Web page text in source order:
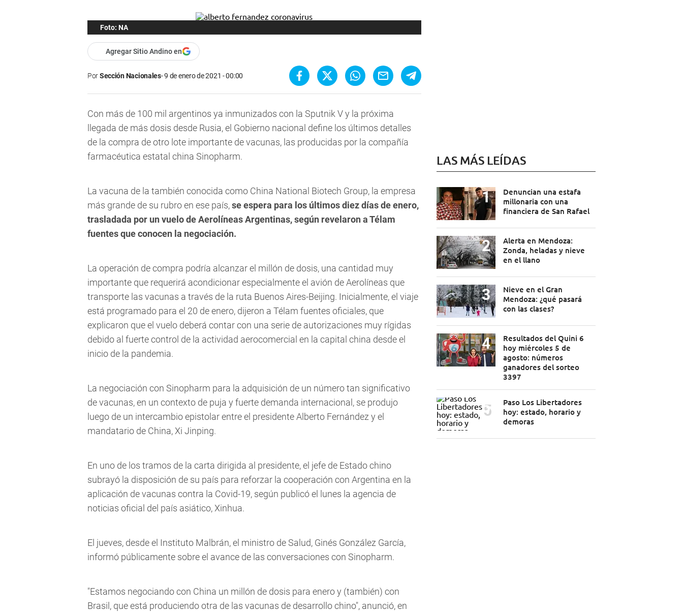
Foto: NA
Agregar Sitio Andino en
PorSección Nacionales 9 de enero de 2021 - 00:00
Con más de 100 mil argentinos ya inmunizados con la Sputnik V y la próxima
llegada de más dosis desde Rusia, el Gobierno nacional define los últimos detalles
de la compra de otro lote importante de vacunas, las producidas por la compañía
farmacéutica estatal china Sinopharm.
La vacuna de la también conocida como China National Biotech Group, la empresa
más grande de su rubro en ese país,se espera para los últimos diez días de enero,
trasladada por un vuelo de Aerolíneas Argentinas, según revelaron a Télam
fuentes que conocen la negociación.
La operación de compra podría alcanzar el millón de dosis, una cantidad muy
importante que requerirá acondicionar especialmente el avión de Aerolíneas que
transporte las vacunas a través de la ruta Buenos Aires-Beijing. Inicialmente, el viaje
está programado para el 20 de enero, dijeron a Télam fuentes oficiales, que
explicaron que el vuelo deberá contar con una serie de autorizaciones muy rígidas
debido al fuerte control de la actividad aerocomercial en la capital china desde el
inicio de la pandemia.
La negociación con Sinopharm para la adquisición de un número tan significativo
de vacunas, en un contexto de puja y fuerte demanda internacional, se produjo
luego de un intercambio epistolar entre el presidente Alberto Fernández y el
mandatario de China, Xi Jinping.
En uno de los tramos de la carta dirigida al presidente, el jefe de Estado chino
subrayó la disposición de su país para reforzar la cooperación con Argentina en la
aplicación de vacunas contra la Covid-19, según publicó el lunes la agencia de
noticias oficial del país asiático, Xinhua.
El jueves, desde el Instituto Malbrán, el ministro de Salud, Ginés González García,
informó públicamente sobre el avance de las conversaciones con Sinopharm.
"Estamos negociando con China un millón de dosis para enero y (también) con
Brasil, que está produciendo otra de las vacunas de desarrollo chino", anunció, en
LAS MÁS LEÍDAS
Denuncian una estafa
millonaria con una
financiera de San Rafael
Alerta en Mendoza:
Zonda, heladas y nieve
en el llano
Nieve en el Gran
Mendoza: ¿qué pasará
con las clases?
Resultados del Quini 6
hoy miércoles 5 de
agosto: números
ganadores del sorteo
3397
Paso Los Libertadores
hoy: estado, horario y
demoras